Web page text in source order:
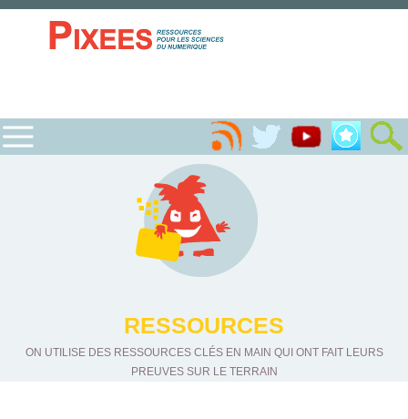
RESSOURCES
ON UTILISE DES RESSOURCES CLÉS EN MAIN QUI ONT FAIT LEURS
PREUVES SUR LE TERRAIN